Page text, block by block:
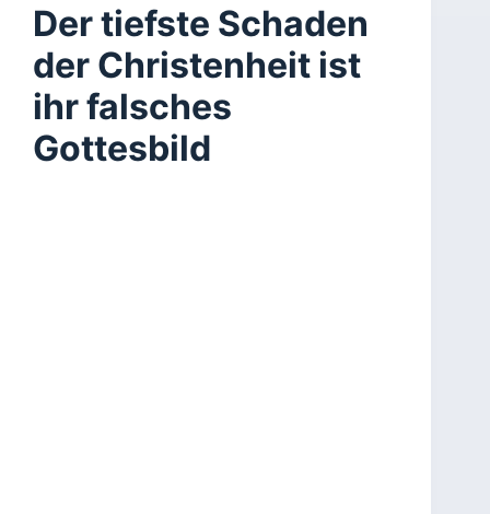
Der tiefste Schaden
der Christenheit ist
ihr falsches
Gottesbild